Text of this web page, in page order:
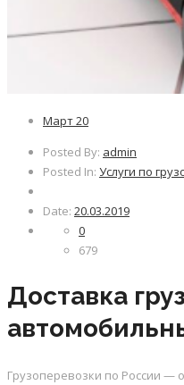
Март20
Posted By: admin
Posted In: Услуги по
Date: 20.03.2019
0
679
Доставка
Грузоперевозки по России —